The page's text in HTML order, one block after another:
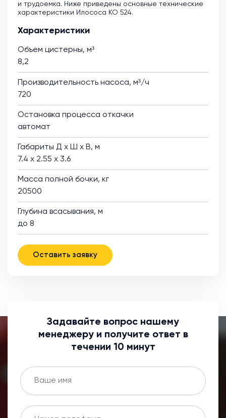
и трудоемка. Ниже приведены основные технические
характеристики Илососа КО 524.
Характеристики
Объем цистерны, м³
8,2
Производительность насоса, м³/ч
720
Остановка процесса откачки
автомат
Габариты Д х Ш х В, м
7.4 х 2.55 х 3.6
Масса полной бочки, кг
20500
Глубина всасывания, м
до 8
Оставить заявку
Задавайте вопрос нашему
менеджеру и получите ответ в
течении 10 минут